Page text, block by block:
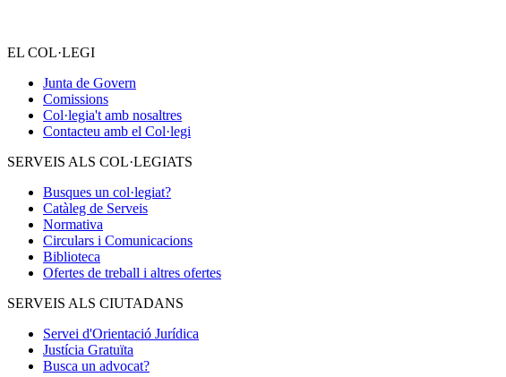
EL COL·LEGI
Junta de Govern
Comissions
Col·legia't amb nosaltres
Contacteu amb el Col·legi
SERVEIS ALS COL·LEGIATS
Busques un col·legiat?
Catàleg de Serveis
Normativa
Circulars i Comunicacions
Biblioteca
Ofertes de treball i altres ofertes
SERVEIS ALS CIUTADANS
Servei d'Orientació Jurídica
Justícia Gratuïta
Busca un advocat?